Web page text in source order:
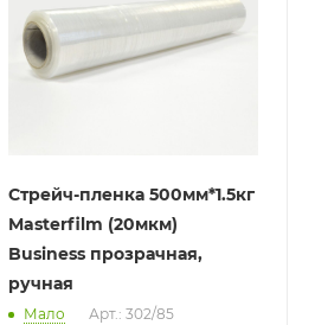
Стрейч-пленка 500мм*1.5кг
Masterfilm (20мкм)
Business прозрачная,
ручная
Мало Арт.: 302/85